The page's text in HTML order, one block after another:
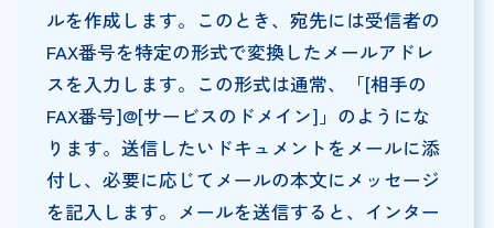
ルを作成します。このとき、宛先には受信者の
FAX番号を特定の形式で変換したメールアドレ
スを入力します。この形式は通常、「[相手の
FAX番号]@[サービスのドメイン]」のようにな
ります。送信したいドキュメントをメールに添
付し、必要に応じてメールの本文にメッセージ
を記入します。メールを送信すると、インター